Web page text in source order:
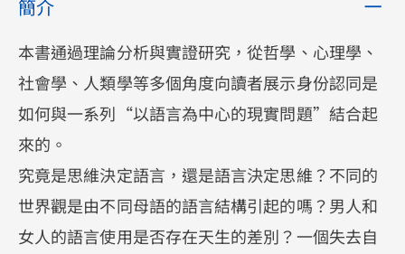
簡介
本書通過理論分析與實證研究，從哲學、心理學、
社會學、人類學等多個角度向讀者展示身份認同是
如何與一系列“以語言為中心的現實問題”結合起
來的。
究竟是思維決定語言，還是語言決定思維？不同的
世界觀是由不同母語的語言結構引起的嗎？男人和
女人的語言使用是否存在天生的差別？一個失去自